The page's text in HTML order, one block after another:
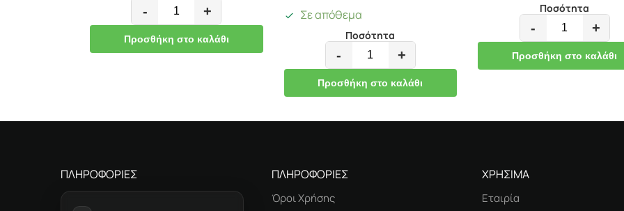
- +
Προσθήκη στο καλάθι
Σε απόθεμα
Ποσότητα
- +
Προσθήκη στο καλάθι
Ποσότητα
- +
Προσθήκη στο καλάθι
ΠΛΗΡΟΦΟΡΙΕΣ ΠΛΗΡΟΦΟΡΙΕΣ
Όροι Χρήσης
ΧΡΗΣΙΜΑ
Εταιρία